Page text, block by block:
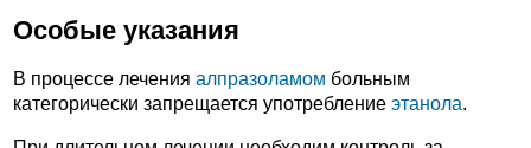
Особые указания
В процессе лечения алпразоламом больным
категорически запрещается употребление этанола.